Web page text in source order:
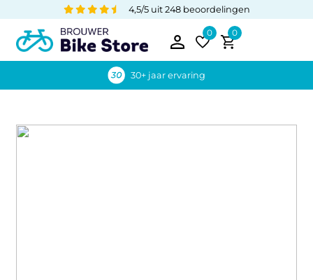
4,5/5 uit 248 beoordelingen
0 0
30+ jaar ervaring